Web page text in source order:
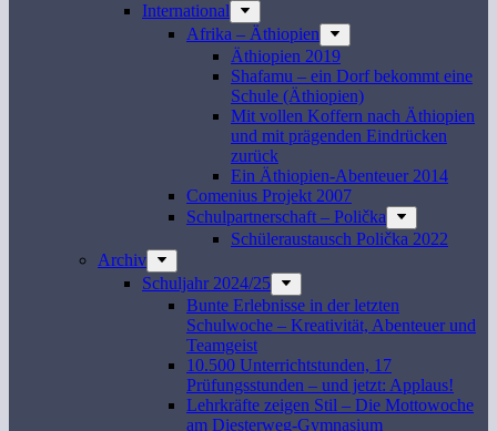
International
Afrika – Äthiopien
Äthiopien 2019
Shafamu – ein Dorf bekommt eine
Schule (Äthiopien)
Mit vollen Koffern nach Äthiopien
und mit prägenden Eindrücken
zurück
Ein Äthiopien-Abenteuer 2014
Comenius Projekt 2007
Schulpartnerschaft – Polička
Schüleraustausch Polička 2022
Archiv
Schuljahr 2024/25
Bunte Erlebnisse in der letzten
Schulwoche – Kreativität, Abenteuer und
Teamgeist
10.500 Unterrichtstunden, 17
Prüfungsstunden – und jetzt: Applaus!
Lehrkräfte zeigen Stil – Die Mottowoche
am Diesterweg-Gymnasium